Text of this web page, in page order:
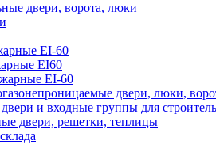
двери, ворота, люки
EI-60
EI60
EI-60
двери, люки,
и входные группы для
двери, решетки, теплицы